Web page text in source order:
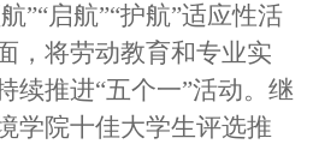
”“启航”“护航”适应性活
，将劳动教育和专业实
续推进“五个一”活动。继
学院十佳大学生评选推